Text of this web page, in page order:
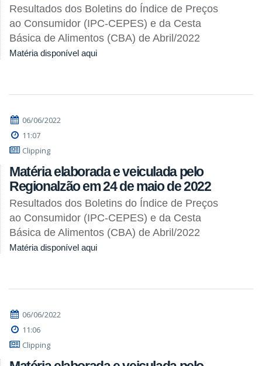
Resultados dos Boletins do Índice de Preços
ao Consumidor (IPC-CEPES) e da Cesta
Básica de Alimentos (CBA) de Abril/2022
Matéria disponível aqui
06/06/2022
11:07
Clipping
Matéria elaborada e veiculada pelo
Regionalzão em 24 de maio de 2022
Resultados dos Boletins do Índice de Preços
ao Consumidor (IPC-CEPES) e da Cesta
Básica de Alimentos (CBA) de Abril/2022
Matéria disponível aqui
06/06/2022
11:06
Clipping